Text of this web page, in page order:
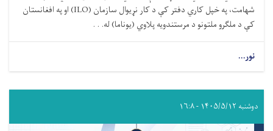
شهامت، په خپل کاري دفتر کې د کار نړیوال سازمان (ILO) او په افغانستان
کې د ملګرو ملتونو د مرستندویه پلاوي (یوناما) له. . .
نور...
دوشنبه ۱۴۰۵/۵/۱۲ - ۱۶:۸